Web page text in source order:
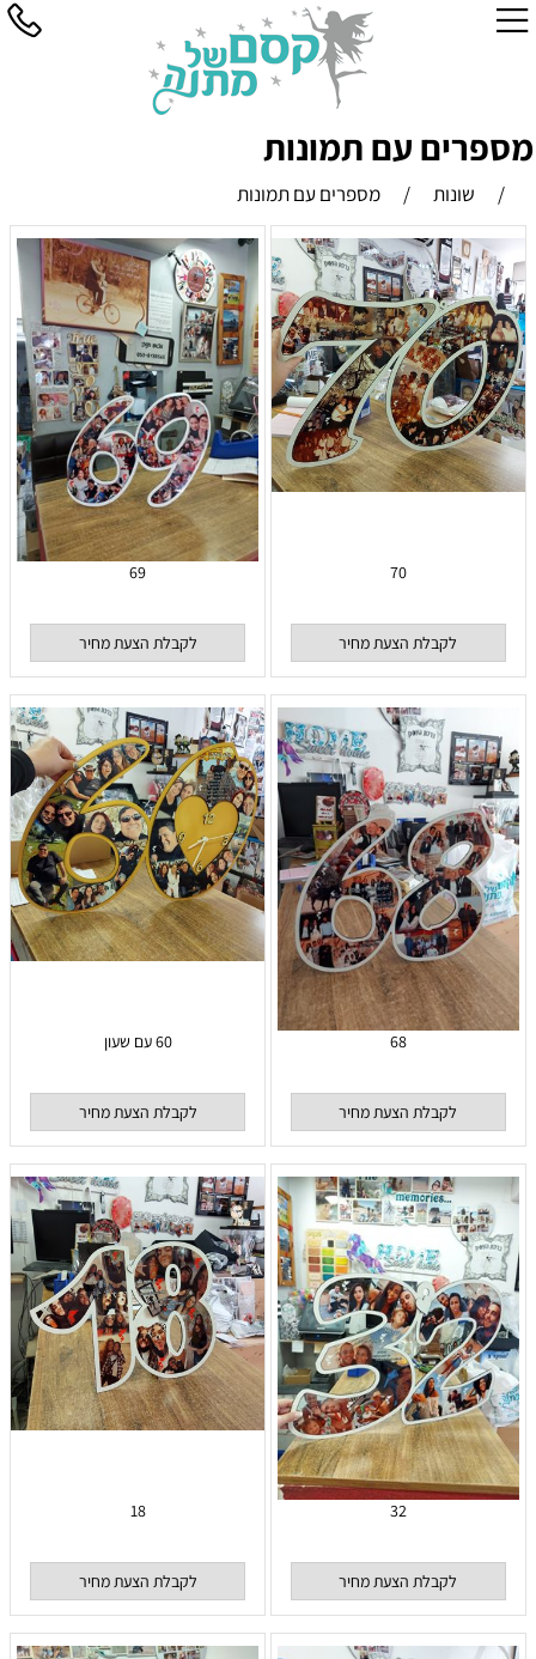
מספרים עם תמונות
/ שונות / מספרים עם תמונות
70
לקבלת הצעת מחיר
69
לקבלת הצעת מחיר
68
לקבלת הצעת מחיר
60 עם שעון
לקבלת הצעת מחיר
32
לקבלת הצעת מחיר
18
לקבלת הצעת מחיר